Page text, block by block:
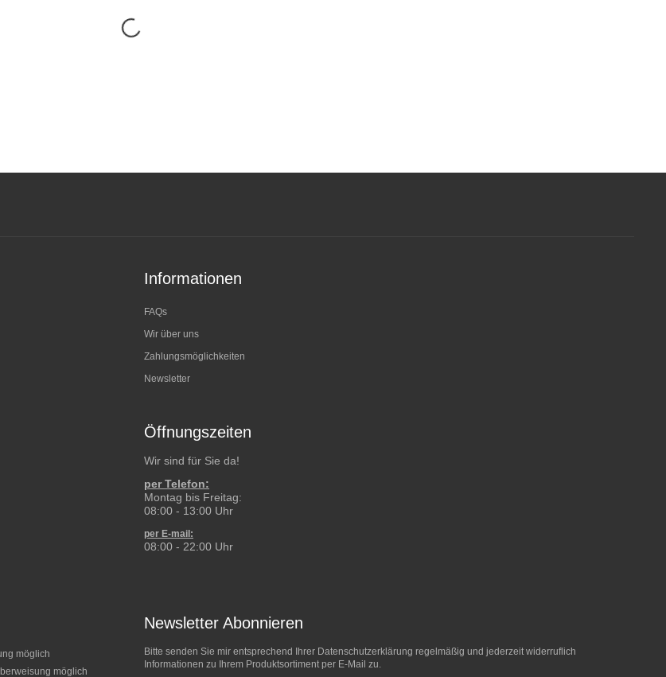
Informationen
FAQs
Wir über uns
Zahlungsmöglichkeiten
Newsletter
Öffnungszeiten
Wir sind für Sie da!
per Telefon:
Montag bis Freitag:
08:00 - 13:00 Uhr
per E-mail:
08:00 - 22:00 Uhr
Newsletter Abonnieren
Bitte senden Sie mir entsprechend Ihrer Datenschutzerklärung regelmäßig und jederzeit widerruflich
Informationen zu Ihrem Produktsortiment per E-Mail zu.